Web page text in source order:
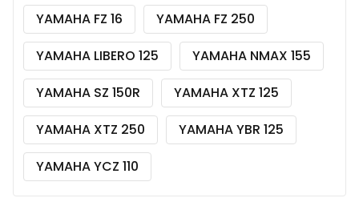
YAMAHA FZ 16
YAMAHA FZ 250
YAMAHA LIBERO 125
YAMAHA NMAX 155
YAMAHA SZ 150R
YAMAHA XTZ 125
YAMAHA XTZ 250
YAMAHA YBR 125
YAMAHA YCZ 110